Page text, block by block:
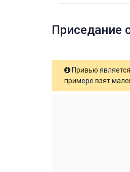
Приседание
Привью
примере взят